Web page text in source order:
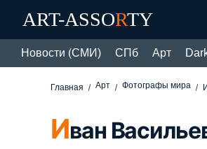
ART-ASSORTY
Новости (СМИ) СПб Арт
Главная Арт Фотографы мира
Иван